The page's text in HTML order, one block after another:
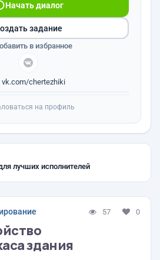
Начать диалог
vk.com/chertezhiki
задание
в избранное
на профиль
лучших исполнителей
57 0
здания